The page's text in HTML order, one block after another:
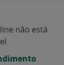
não está